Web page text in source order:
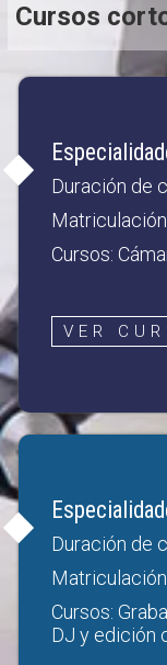
Cursos
Duración de
Cursos:
VER
Duración de
Cursos:
DJ y edición